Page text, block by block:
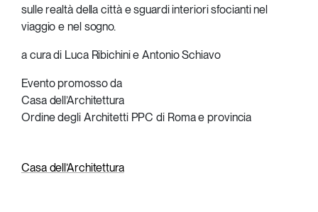
sulle realtà della città e sguardi interiori sfocianti nel
viaggio e nel sogno.
a cura di Luca Ribichini e Antonio Schiavo
Evento promosso da
Casa dell’Architettura
Ordine degli Architetti PPC di Roma e provincia
Casa dell’Architettura